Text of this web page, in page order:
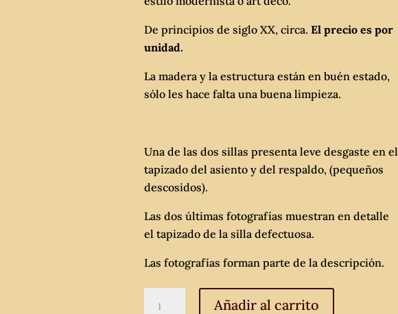
De principios de siglo XX, circa.El precio es por
unidad.
La madera y la estructura están en buén estado,
sólo les hace falta una buena limpieza.
Una de las dos sillas presenta leve desgaste en el
tapizado del asiento y del respaldo, (pequeños
descosidos).
Las dos últimas fotografías muestran en detalle
el tapizado de la silla defectuosa.
Las fotografías forman parte de la descripción.
Añadir al carrito